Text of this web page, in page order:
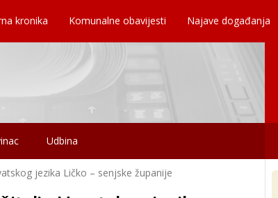
kronika Komunalne obavijesti Najave događanja
Udbina
jezika Ličko – senjske županije